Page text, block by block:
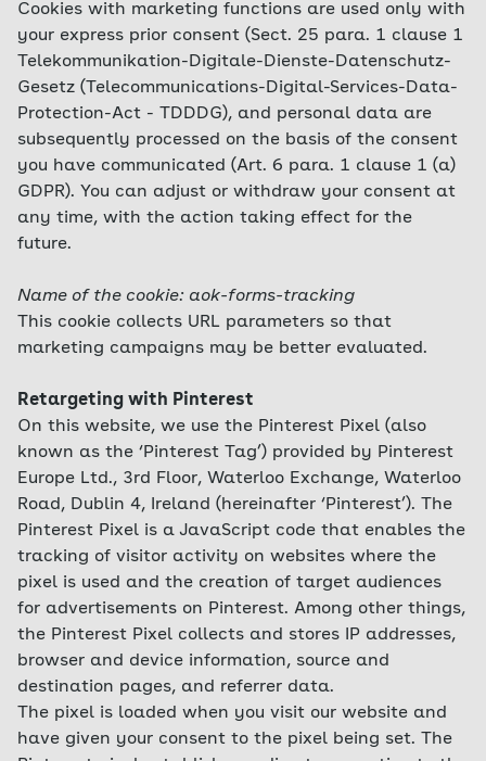
Cookies with marketing functions are used only with
your express prior consent (Sect. 25 para. 1 clause 1
Telekommunikation-Digitale-Dienste-Datenschutz-
Gesetz (Telecommunications-Digital-Services-Data-
Protection-Act - TDDDG), and personal data are
subsequently processed on the basis of the consent
you have communicated (Art. 6 para. 1 clause 1 (a)
GDPR). You can adjust or withdraw your consent at
any time, with the action taking effect for the
future.
Name of the cookie: aok-forms-tracking
This cookie collects URL parameters so that
marketing campaigns may be better evaluated.
Retargeting with Pinterest
On this website, we use the Pinterest Pixel (also
known as the ‘Pinterest Tag’) provided by Pinterest
Europe Ltd., 3rd Floor, Waterloo Exchange, Waterloo
Road, Dublin 4, Ireland (hereinafter ‘Pinterest’). The
Pinterest Pixel is a JavaScript code that enables the
tracking of visitor activity on websites where the
pixel is used and the creation of target audiences
for advertisements on Pinterest. Among other things,
the Pinterest Pixel collects and stores IP addresses,
browser and device information, source and
destination pages, and referrer data.
The pixel is loaded when you visit our website and
have given your consent to the pixel being set. The